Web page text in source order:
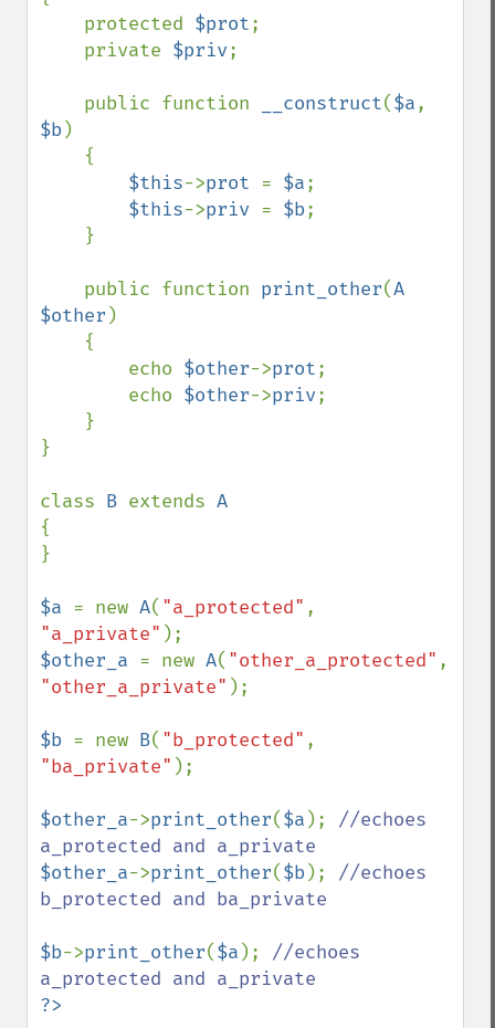
    protected
$prot;
    private
$priv;
    public function
__construct($a
$b)
$this->prot = $a;
$this->priv = $b;
    public function
print_other(A
$other )
        echo
$other->prot;
        echo
$other->priv;
}
class B extends
{
}
$a = new A( "a_protected"
"a_private"
$other_a = new A( "other_a_protected"
"other_a_private" );
$b = new B( "b_protected"
"ba_private" );
$other_a->print_other($a ); //echoes
$other_a->print_other($b); //echoes
b_protected and ba_private
$b->print_other($a ); //echoes
?>